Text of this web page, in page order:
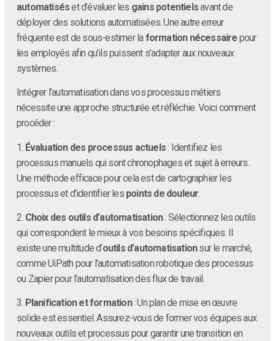
automatiséset d’évaluer les gains potentielsavant de
déployer des solutions automatisées. Une autre erreur
fréquente est de sous-estimer laformation nécessaire pour
les employés afin qu’ils puissent s’adapter aux nouveaux
systèmes.
Intégrer l’automatisation dans vos processus métiers
nécessite une approche structurée et réfléchie. Voici comment
procéder :
1. Évaluation des processus actuels: Identifiez les
processus manuels qui sont chronophages et sujet à erreurs.
Une méthode efficace pour cela est de cartographier les
processus et d’identifier les points de douleur
2. Choix des outils d’automatisation: Sélectionnez les outils
qui correspondent le mieux à vos besoins spécifiques. Il
existe une multitude d’outils d’automatisationsur le marché,
comme UiPath pour l’automatisation robotique des processus
ou Zapier pour l’automatisation des flux de travail.
3. Planification et formation: Un plan de mise en œuvre
solide est essentiel. Assurez-vous de former vos équipes aux
nouveaux outils et processus pour garantir une transition en